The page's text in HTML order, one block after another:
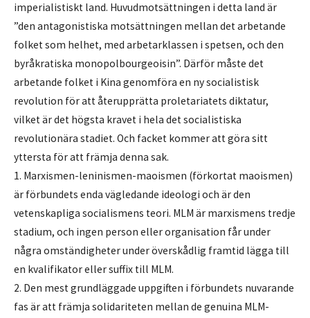
imperialistiskt land. Huvudmotsättningen i detta land är
”den antagonistiska motsättningen mellan det arbetande
folket som helhet, med arbetarklassen i spetsen, och den
byråkratiska monopolbourgeoisin”. Därför måste det
arbetande folket i Kina genomföra en ny socialistisk
revolution för att återupprätta proletariatets diktatur,
vilket är det högsta kravet i hela det socialistiska
revolutionära stadiet. Och facket kommer att göra sitt
yttersta för att främja denna sak.
1. Marxismen-leninismen-maoismen (förkortat maoismen)
är förbundets enda vägledande ideologi och är den
vetenskapliga socialismens teori. MLM är marxismens tredje
stadium, och ingen person eller organisation får under
några omständigheter under överskådlig framtid lägga till
en kvalifikator eller suffix till MLM.
2. Den mest grundläggade uppgiften i förbundets nuvarande
fas är att främja solidariteten mellan de genuina MLM-